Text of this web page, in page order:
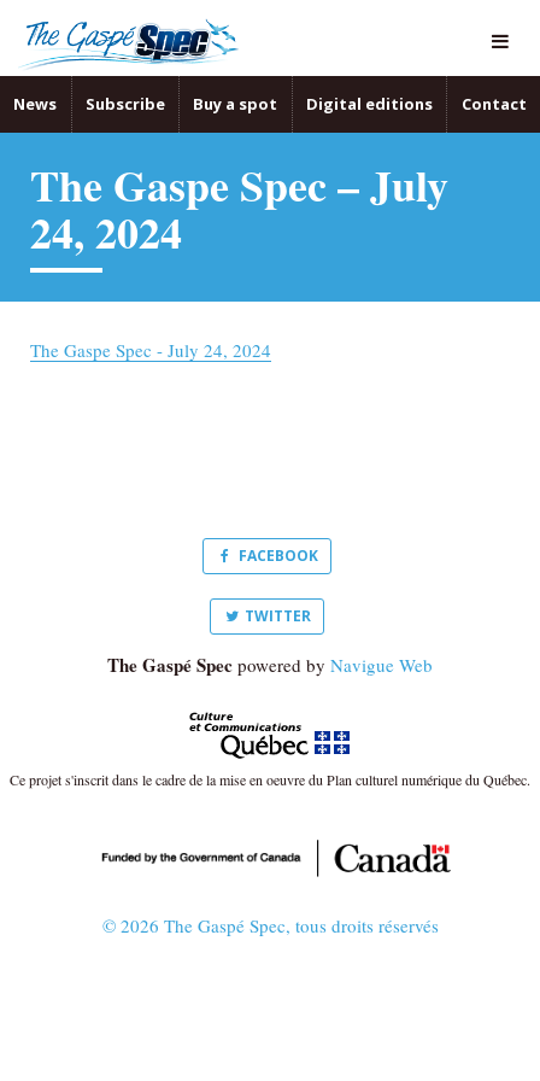
News Subscribe Buy a spot Digital editions Contact
The Gaspe Spec – July
24, 2024
The Gaspe Spec - July 24, 2024
FACEBOOK
TWITTER
The Gaspé Spec powered by Navigue Web
Ce projet s'inscrit dans le cadre de la mise en oeuvre du Plan culturel numérique du Québec.
© 2026 The Gaspé Spec, tous droits réservés